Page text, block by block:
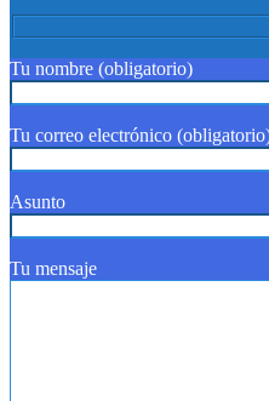
Tu nombre (obligatorio)
Tu correo electrónico
Asunto
Tu mensaje